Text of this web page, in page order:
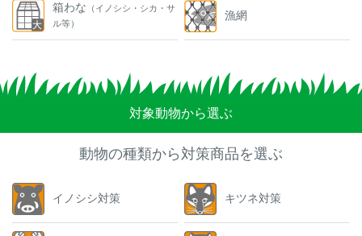
箱わな （イノシシ・シカ・サ
ル等）
漁網
対象動物から選ぶ
動物の種類から対策商品を選ぶ
イノシシ対策 キツネ対策